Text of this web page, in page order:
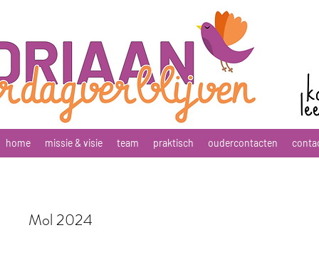
home missie & visie team praktisch oudercontacten
Mol 2024